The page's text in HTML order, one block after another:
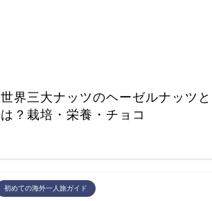
世界三大ナッツのヘーゼルナッツと
は？栽培・栄養・チョコ
初めての海外一人旅ガイド